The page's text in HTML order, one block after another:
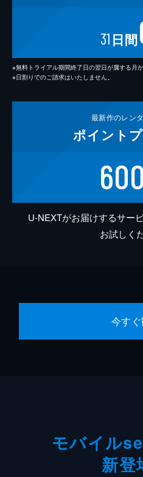
31 日間
※無料トライアル期間終了日の翌日が属する月
※日割りでのご請求はいたしません。
最新作のレン
ポイント
600
U-NEXTがお届けするサー
お試しく
今す
モバイル
新登